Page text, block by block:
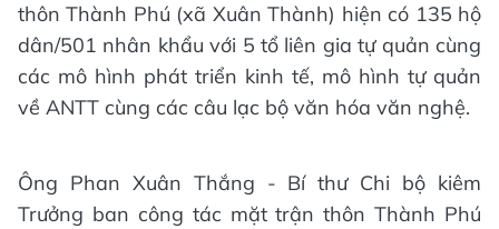
thôn Thành Phú (xã Xuân Thành) hiện có 135 hộ
dân/501 nhân khẩu với 5 tổ liên gia tự quản cùng
các mô hình phát triển kinh tế, mô hình tự quản
về ANTT cùng các câu lạc bộ văn hóa văn nghệ.
Ông Phan Xuân Thắng - Bí thư Chi bộ kiêm
Trưởng ban công tác mặt trận thôn Thành Phú